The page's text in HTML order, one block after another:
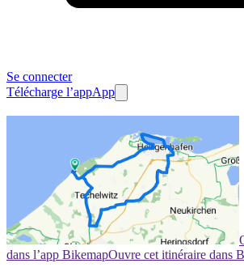
Se connecter
Télécharge l’appApp
dans l’app BikemapOuvre cet itinéraire dans